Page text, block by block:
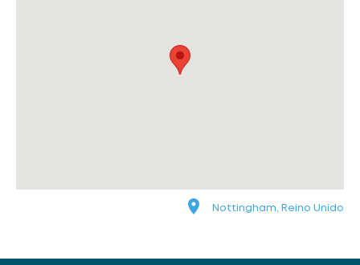
Nottingham, Reino Unido